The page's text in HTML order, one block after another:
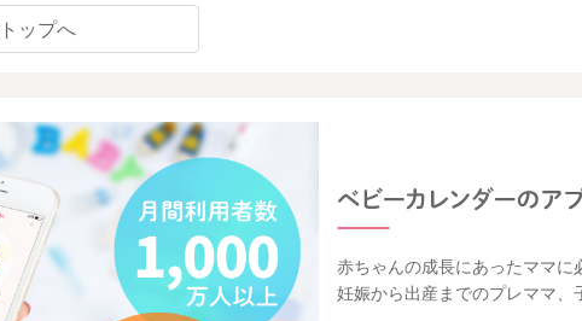
ップへ
赤ちゃんの成長にあったママに
妊娠から出産までのプレママ、